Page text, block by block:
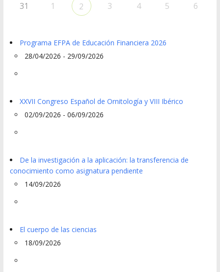
31 1 2 3 4 5 6
Programa EFPA de Educación Financiera 2026
28/04/2026 - 29/09/2026
XXVII Congreso Español de Ornitología y VIII Ibérico
02/09/2026 - 06/09/2026
De la investigación a la aplicación: la transferencia de
conocimiento como asignatura pendiente
14/09/2026
El cuerpo de las ciencias
18/09/2026